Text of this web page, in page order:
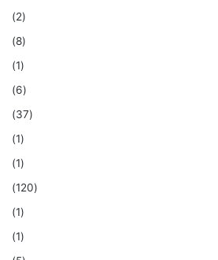
(2)
(8)
(1)
(6)
(37)
(1)
(1)
(120)
(1)
(1)